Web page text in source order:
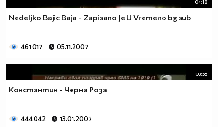
04:18
Nedeljko Bajic Baja - Zapisano Je U Vremeno bg sub
461 017 05.11.2007
03:55
Константин - Черна Роза
444 042 13.01.2007